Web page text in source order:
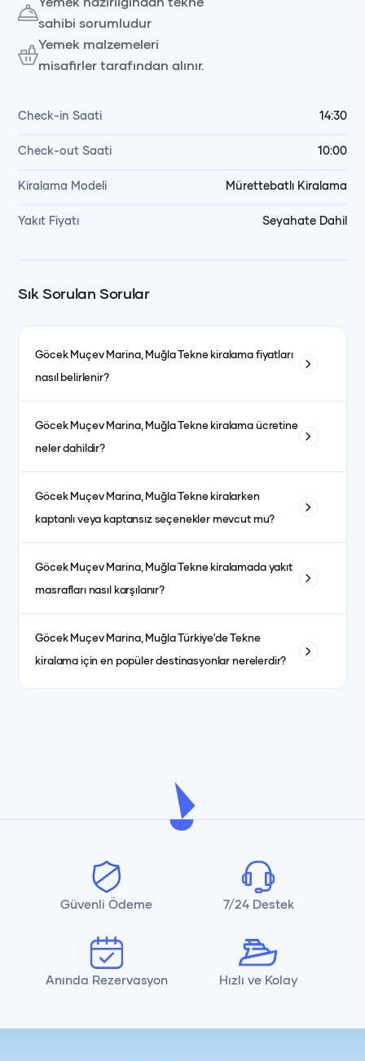
sahibi sorumludur
Yemek malzemeleri
misafirler tarafından alınır.
Check-in Saati 14:30
Check-out Saati 10:00
Kiralama Modeli Mürettebatlı Kiralama
Yakıt Fiyatı Seyahate Dahil
Sık Sorulan Sorular
Göcek Muçev Marina, MuğlaTekne kiralama fiyatları
nasıl belirlenir?
ve bulunduğu bölgeye göre değişiklik gösterir. Ayrıca sezon
dönemleri de fiyatları etkiler. Yüksek sezonda fiyatlar daha
yüksek olurken, düşük sezonda daha avantajlı fiyatlarla
kiralama yapmak mümkündür.
Göcek Muçev Marina, MuğlaTekne kiralama ücretine
neler dahildir?
garson, yakıt, son temizlik ve limandan alma-bırakma
hizmetleri dahildir. Kumanya (yiyecek, içecek ve
atıştırmalıklar) ise fiyata dahil olmayıp misafirlerin tercihine
göre ayrıca planlanır.
Göcek Muçev Marina, MuğlaTekne kiralarken
kaptanlı veya kaptansız seçenekler mevcut mu?
bulunmaktadır. Kaptansız kiralama için yeterli denizcilik
tecrübesine sahip olmanız gerekmektedir.
Göcek Muçev Marina, MuğlaTekne kiralamada yakıt
masrafları nasıl karşılanır?
teknelerde fiyat ayrı olabilmektedir. her teknenin ilan detay
kısmında görebilirsiniz.
Göcek Muçev Marina, MuğlaTürkiye'de Tekne
kiralama için en popüler destinasyonlar nerelerdir?
Güvenli Ödeme 7/24 Destek
Anında Rezervasyon Hızlı ve Kolay